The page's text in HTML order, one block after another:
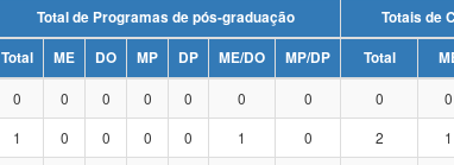
Total de Programas de pós-graduação
Totais de
Total ME DO MP DP ME/DO MP/DP Total
0 0 0 0 0 0 0 0 0
1 0 0 0 0 1 0 2 1